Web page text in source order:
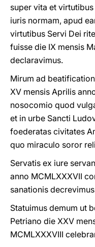
super vita et
iuris normam, apud
virtutibus Servi Dei
fuisse die IX mensis
declaravimus.
Mirum ad
XV mensis Aprilis
nosocomio quod
et in urbe Sancti
foederatas civitates
quo miraculo soror
Servatis ex iure
anno MCMLXXXVII
sanationis
Statuimus demum ut
Petriano die XXV
MCMLXXXVIII